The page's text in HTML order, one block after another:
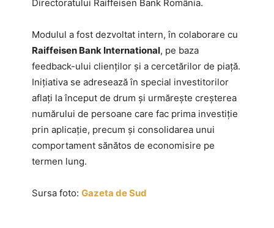
Directoratului Raiffeisen Bank România.
Modulul a fost dezvoltat intern, în colaborare cu
Raiffeisen Bank International, pe baza
feedback-ului clienților și a cercetărilor de piață.
Inițiativa se adresează în special investitorilor
aflați la început de drum și urmărește creșterea
numărului de persoane care fac prima investiție
prin aplicație, precum și consolidarea unui
comportament sănătos de economisire pe
termen lung.
Sursa foto: Gazeta de Sud